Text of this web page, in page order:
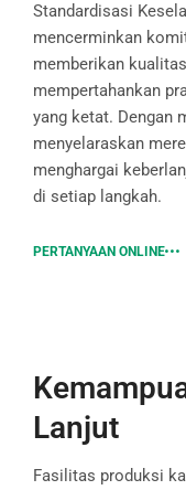
Standardisasi
mencerminkan
memberikan
mempertahankan
yang ketat. Dengan
menyelaraskan
menghargai
di setiap langkah.
PERTANYAAN ONLINE
Lanjut
Fasilitas produksi